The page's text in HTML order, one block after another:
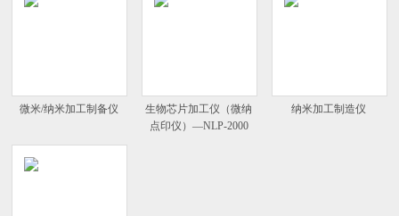
微米/纳米加工制备仪
生物芯片加工仪（微纳
点印仪）—NLP-2000
纳米加工制造仪